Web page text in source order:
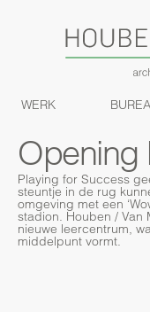
WERK
Opening
Playing for Success
steuntje in de rug
omgeving met een
stadion. Houben / Van
nieuwe leercentrum,
middelpunt vormt.